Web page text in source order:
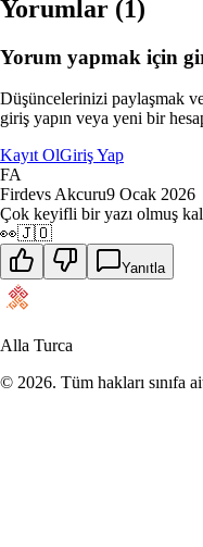
Yorumlar (1)
Yorum yapmak için
Düşüncelerinizi paylaşmak ve
giriş yapın veya yeni bir
Kayıt OlGiriş Yap
FA
Firdevs Akcuru9 Ocak 2026
Çok keyifli bir yazı olmuş
👀🇯🇴
Yanıtla
Alla Turca
© 2026. Tüm hakları sınıfa